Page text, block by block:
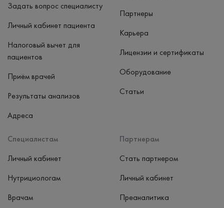
Задать вопрос специалисту
Личный кабинет пациента
Налоговый вычет для
пациентов
Приём врачей
Результаты анализов
Адреса
Специалистам
Личный кабинет
Нутрициологам
Врачам
Партнерам
Стать партнером
Личный кабинет
Преаналитика
Партнеры
Карьера
Лицензии и сертификаты
Оборудование
Статьи